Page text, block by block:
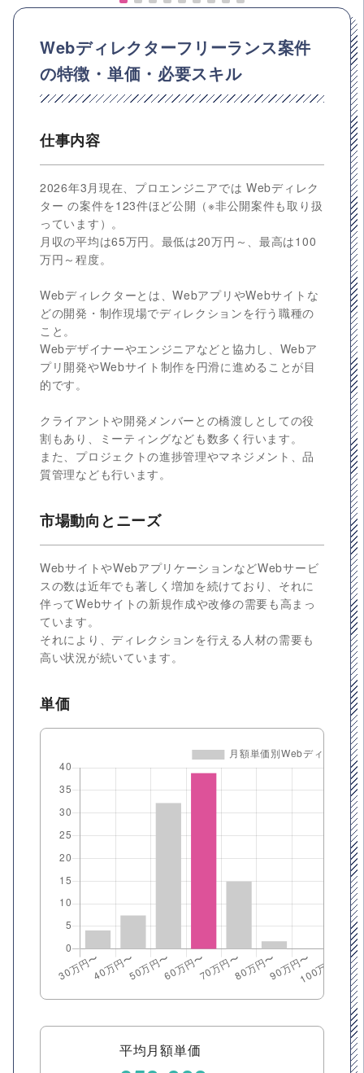
Webディレクターフリーランス案件
の特徴・単価・必要スキル
仕事内容
2026年3月現在、プロエンジニアでは Webディレク
ター の案件を123件ほど公開（※非公開案件も取り扱
っています）。
月収の平均は65万円。最低は20万円～、最高は100
万円～程度。
Webディレクターとは、WebアプリやWebサイトな
どの開発・制作現場でディレクションを行う職種の
こと。
Webデザイナーやエンジニアなどと協力し、Webア
プリ開発やWebサイト制作を円滑に進めることが目
的です。
クライアントや開発メンバーとの橋渡しとしての役
割もあり、ミーティングなども数多く行います。
また、プロジェクトの進捗管理やマネジメント、品
質管理なども行います。
市場動向とニーズ
WebサイトやWebアプリケーションなどWebサービ
スの数は近年でも著しく増加を続けており、それに
伴ってWebサイトの新規作成や改修の需要も高まっ
ています。
それにより、ディレクションを行える人材の需要も
高い状況が続いています。
単価
平均月額単価